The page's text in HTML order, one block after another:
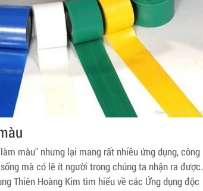
màu" nhưng lại mang rất nhiều ứng dụng, công
mà có lẽ ít người trong chúng ta nhận ra được.
Thiên Hoàng Kim tìm hiểu về các Ứng dụng độc